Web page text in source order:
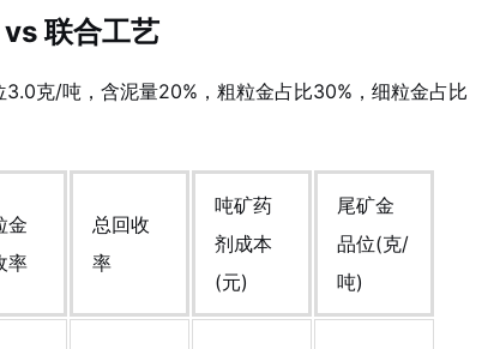
联合工艺
克/吨，含泥量20%，粗粒金占比30%，细粒金占比
金
率
总回收
率
吨矿药
剂成本
(元)
尾矿金
品位(克/
吨)